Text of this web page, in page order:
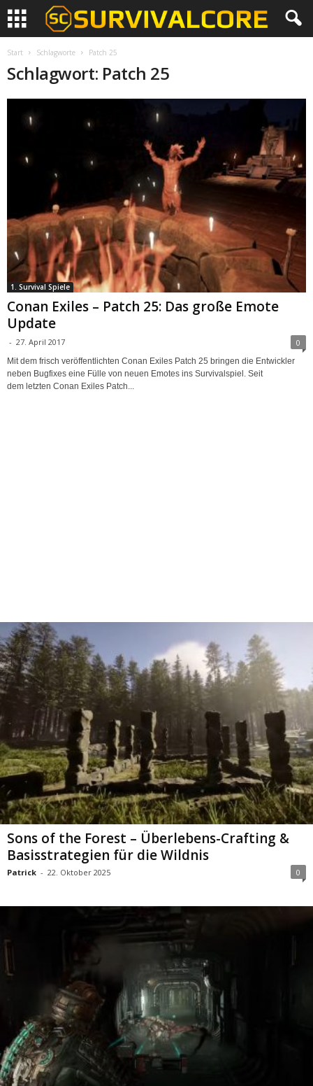
Start Schlagworte Patch 25
Schlagwort: Patch 25
1. Survival Spiele
Conan Exiles – Patch 25: Das große Emote
Update
- 27. April 2017 0
Mit dem frisch veröffentlichten Conan Exiles Patch 25 bringen die Entwickler
neben Bugfixes eine Fülle von neuen Emotes ins Survivalspiel. Seit
dem letzten Conan Exiles Patch...
Sons of the Forest – Überlebens-Crafting &
Basisstrategien für die Wildnis
Patrick - 22. Oktober 2025 0